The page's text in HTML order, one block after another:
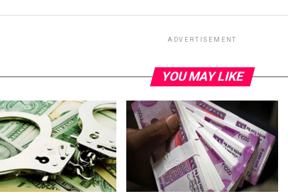
ADVERTISEMENT
YOU MAY LIKE